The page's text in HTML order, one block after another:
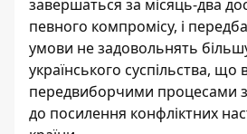
завершаться за місяць-два
певного компромісу, і
умови не задовольнять
українського суспільства, що
передвиборчими процесами
до посилення конфліктних